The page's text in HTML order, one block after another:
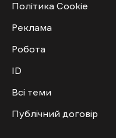
Політика Cookie
Реклама
Робота
ID
Всі теми
Публічний договір